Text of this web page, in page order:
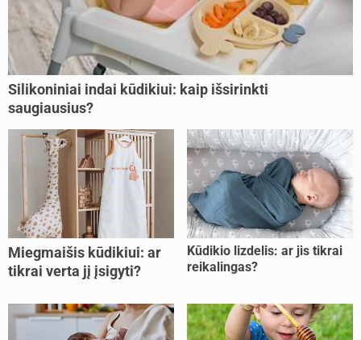
Silikoniniai indai kūdikiui: kaip išsirinkti
saugiausius?
Miegmaišis kūdikiui: ar
tikrai verta jį įsigyti?
Kūdikio lizdelis: ar jis tikrai
reikalingas?